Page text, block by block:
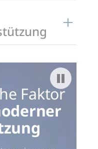
Pause video
Faktor